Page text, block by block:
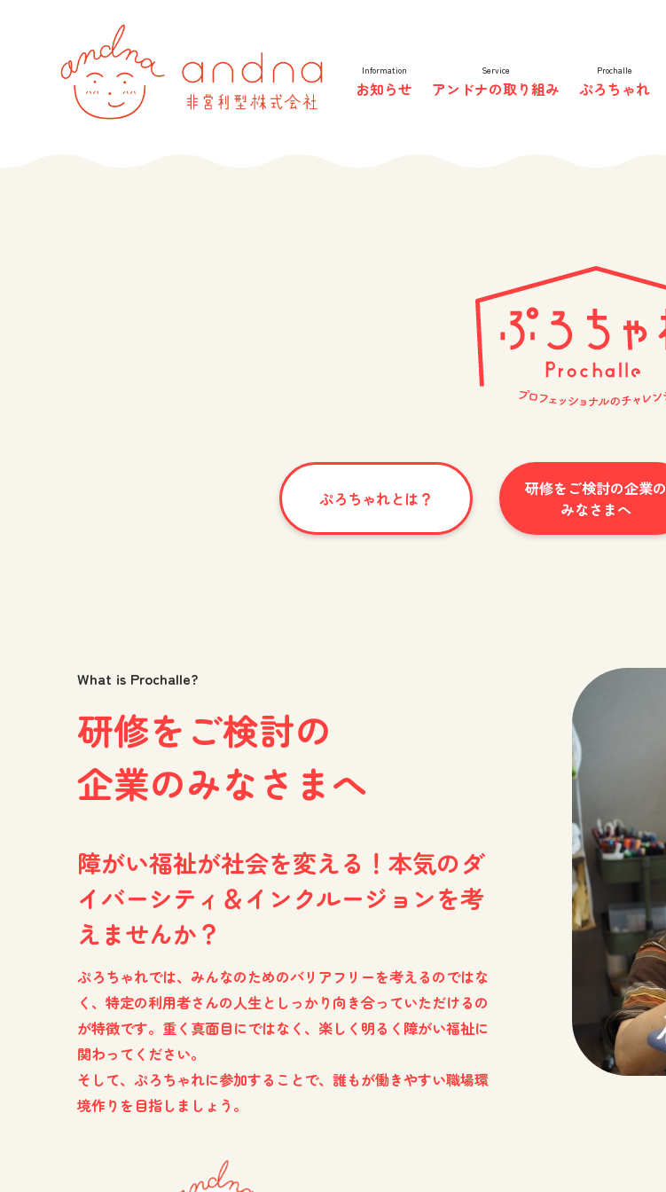
Information
お知らせ
Service
アンドナの取り組み
Prochalle
ぷろちゃれ
ぷろちゃれとは？
研修をご検討の企業の
みなさまへ
What is Prochalle?
研修をご検討の
企業のみなさまへ
障がい福祉が社会を変える！ 本気のダ
イバーシティ＆インクルージョンを考
えませんか？
ぷろちゃれでは、みんなのためのバリアフリーを考えるのではな
く、特定の利用者さんの人生としっかり向き合っていただけるの
が特徴です。重く真面目にではなく、楽しく明るく障がい福祉に
関わってください。
そして、ぷろちゃれに参加することで、誰もが働きやすい職場環
境作りを目指しましょう。